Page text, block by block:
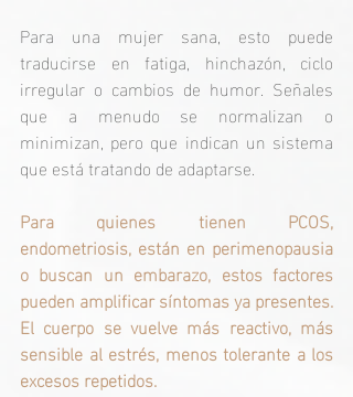
Para una mujer sana, esto puede
traducirse en fatiga, hinchazón, ciclo
irregular o cambios de humor. Señales
que a menudo se normalizan o
minimizan, pero que indican un sistema
que está tratando de adaptarse.
Para quienes tienen PCOS,
endometriosis, están en perimenopausia
o buscan un embarazo, estos factores
pueden amplificar síntomas ya presentes.
El cuerpo se vuelve más reactivo, más
sensible al estrés, menos tolerante a los
excesos repetidos.